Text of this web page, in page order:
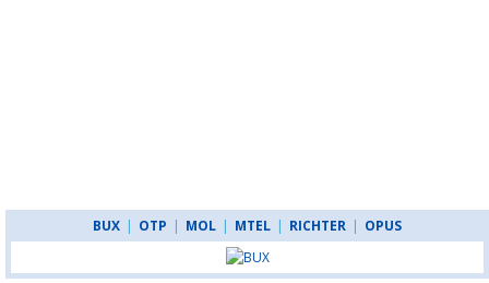
BUX | OTP | MOL | MTEL | RICHTER | OPUS